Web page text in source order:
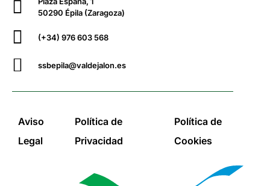
50290 Épila (Zaragoza)
(+34) 976 603 568
ssbepila@valdejalon.es
Aviso
Legal
Política de
Privacidad
Política de
Cookies